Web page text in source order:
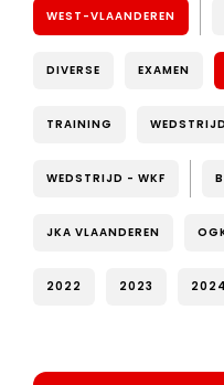
WEST-VLAANDEREN
DIVERSE EXAMEN
TRAINING
WEDSTRIJD - WKF
JKA VLAANDEREN
2022 2023 2024